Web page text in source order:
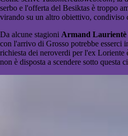
serbo e l'offerta del Besiktas è troppo
virando su un altro obiettivo, condiviso
Da alcune stagioni Armand Laurientè
con l'arrivo di Grosso potrebbe esserci
richiesta dei neroverdi per l'ex
non è disposta a scendere sotto questa